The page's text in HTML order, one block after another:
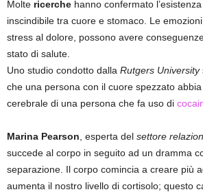
Molte ricerche hanno confermato
inscindibile tra cuore e stomaco. Le
stress al dolore, possono avere
stato di salute.
Uno studio condotto dalla Rutgers University
che una persona con il cuore spezzato
cerebrale di una persona che fa uso di
Marina Pearson , esperta del settore
succede al corpo in seguito ad un dramma
separazione. Il corpo comincia a creare più
aumenta il nostro livello di cortisolo; questo